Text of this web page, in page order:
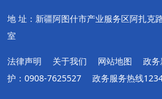
地 址：新疆阿图什市产业服务区阿扎克
室
法律声明 关于我们 网站地图 政
护：0908-7625527
政务服务热线